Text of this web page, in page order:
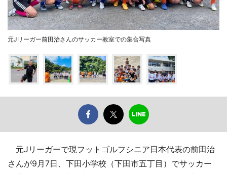
元Jリーガー前田治さんのサッカー教室での集合写真
元Jリーガーで現フットゴルフシニア日本代表の前田治
さんが9月7日、下田小学校（下田市五丁目）でサッカー